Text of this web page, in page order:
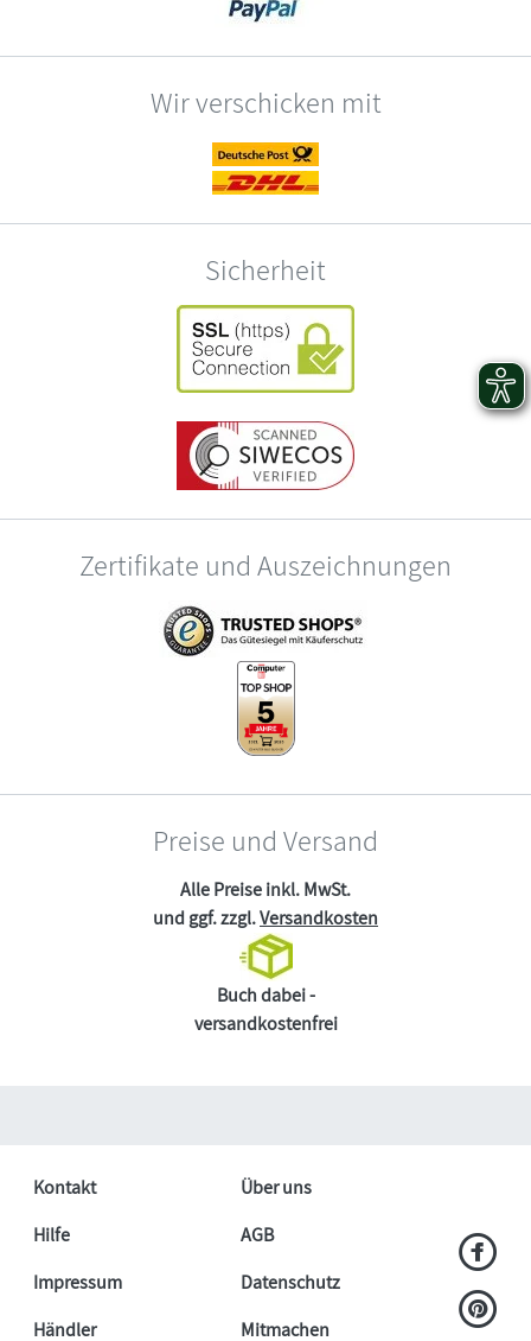
Wir verschicken mit
Sicherheit
Zertifikate und Auszeichnungen
Preise und Versand
Alle Preise inkl. MwSt.
und ggf. zzgl.Versandkosten
Buch dabei -
versandkostenfrei
Kontakt
Über uns
Hilfe
AGB
Impressum
Datenschutz
Händler
Mitmachen